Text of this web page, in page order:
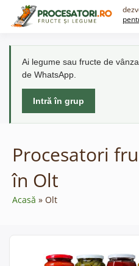
Ai legume sau fructe de
de WhatsApp.
Intră în grup
Procesatori
în Olt
Acasă Olt